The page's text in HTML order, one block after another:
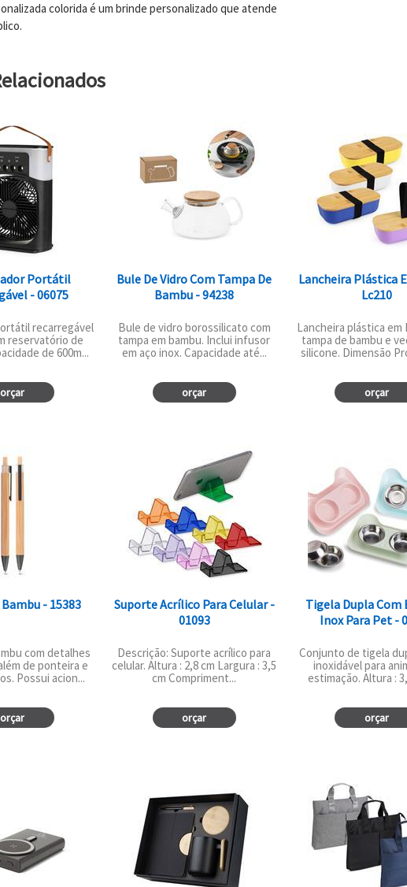
colorida é um brinde personalizado que atende
Portátil
- 06075
recarregável
reservatório de
de 600m...
orçar
Bule De Vidro Com Tampa De
Bambu - 94238
Bule de vidro borossilicato com
tampa em bambu. Inclui infusor
em aço inox. Capacidade até...
orçar
Lancheira Plástica
Lc210
Lancheira plástica em
tampa de bambu e
silicone. Dimensão
orçar
- 15383
com detalhes
de ponteira e
Possui acion...
orçar
Suporte Acrílico Para Celular -
01093
Descrição: Suporte acrílico para
celular. Altura : 2,8 cm Largura : 3,5
cm Compriment...
orçar
Tigela Dupla Com
Inox Para Pet -
Conjunto de tigela
inoxidável para
estimação. Altura :
orçar